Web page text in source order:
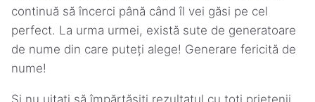
continuă să încerci până când îl vei găsi pe cel
perfect. La urma urmei, există sute de generatoare
de nume din care puteți alege! Generare fericită de
nume!
Și nu uitați să împărtășiți rezultatul cu toți prietenii